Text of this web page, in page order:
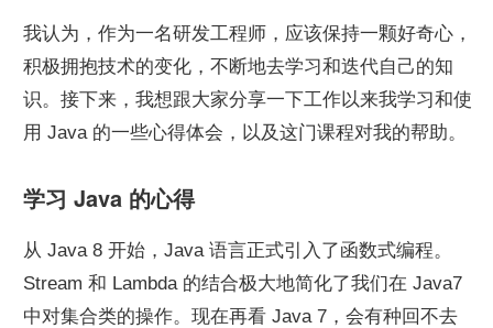
我认为，作为一名研发工程师，应该保持一颗好奇心，
积极拥抱技术的变化，不断地去学习和迭代自己的知
识。接下来，我想跟大家分享一下工作以来我学习和使
用 Java 的一些心得体会，以及这门课程对我的帮助。
学习 Java 的心得
从 Java 8 开始，Java 语言正式引入了函数式编程。
Stream 和 Lambda 的结合极大地简化了我们在 Java7
中对集合类的操作。现在再看 Java 7，会有种回不去